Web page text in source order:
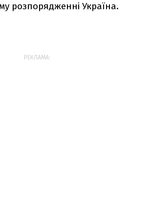
розпорядженні Україна.
РЕКЛАМА: